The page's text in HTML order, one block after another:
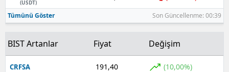
(USDT)
Tümünü Göster Son Güncellenme: 00:39
BIST Artanlar Fiyat Değişim
CRFSA 191,40 (10,00%)